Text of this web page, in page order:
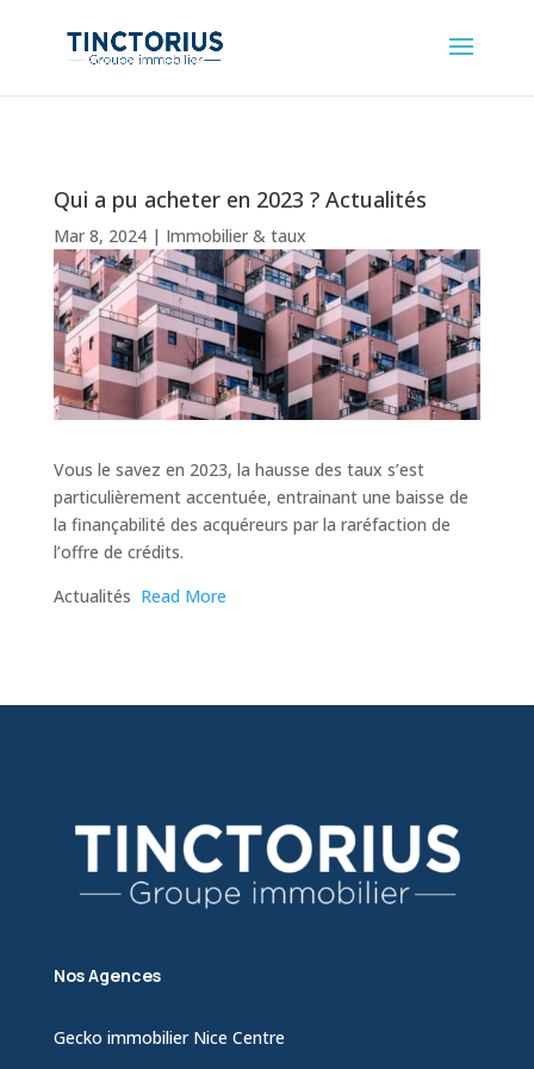
Qui a pu acheter en 2023 ? Actualités
Mar 8, 2024| Immobilier & taux
Vous le savez en 2023, la hausse des taux s’est
particulièrement accentuée, entrainant une baisse de
la finançabilité des acquéreurs par la raréfaction de
l’offre de crédits.
​Actualités Read More
Nos Agences
Gecko immobilier Nice Centre